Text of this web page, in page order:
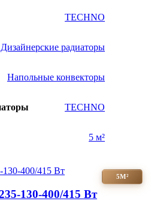
TECHNO
Дизайнерские радиаторы
Напольные конвекторы
TECHNO
5 м²
5М²
130-400/415 Вт